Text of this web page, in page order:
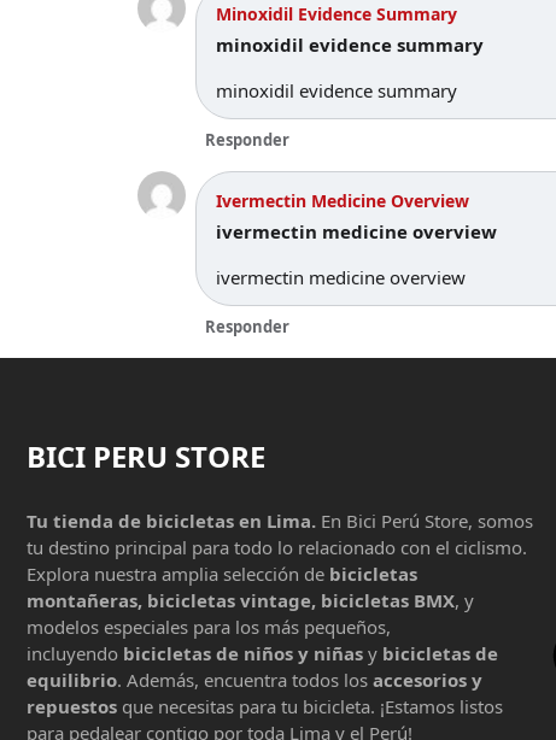
Minoxidil Evidence Summary
minoxidil evidence summary
minoxidil evidence summary
Responder
Ivermectin Medicine Overview
ivermectin medicine overview
ivermectin medicine overview
Responder
BICI PERU STORE
Tu tienda de bicicletas en Lima. En Bici Perú Store, somos
tu destino principal para todo lo relacionado con el ciclismo.
Explora nuestra amplia selección de bicicletas
montañeras, bicicletas vintage, bicicletas BMX, y
modelos especiales para los más pequeños,
incluyendo bicicletas de niños y niñas y bicicletas de
equilibrio. Además, encuentra todos los accesorios y
repuestos que necesitas para tu bicicleta. ¡Estamos listos
para pedalear contigo por toda Lima y el Perú!